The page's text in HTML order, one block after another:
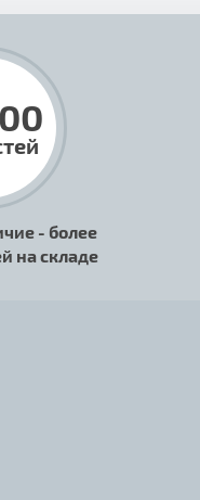
- более
на складе